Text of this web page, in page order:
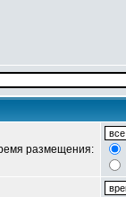
размещения: